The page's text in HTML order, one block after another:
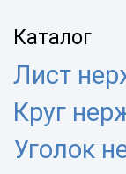
Каталог
Лист
Круг
Уголок